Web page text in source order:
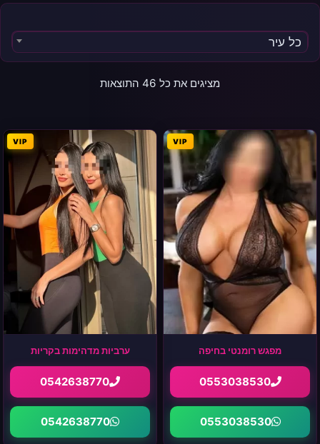
כל עיר
מציגים את כל ⁦46⁩ התוצאות
VIP
מפגש רומנטי בחיפה
0553038530
0553038530
VIP
ערביות מדהימות בקריות
0542638770
0542638770